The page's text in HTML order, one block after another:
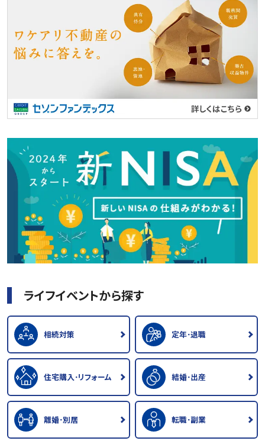
ライフイベントから探す
相続対策 定年･退職
住宅購入･リフォーム 結婚･出産
離婚･別居 転職･副業